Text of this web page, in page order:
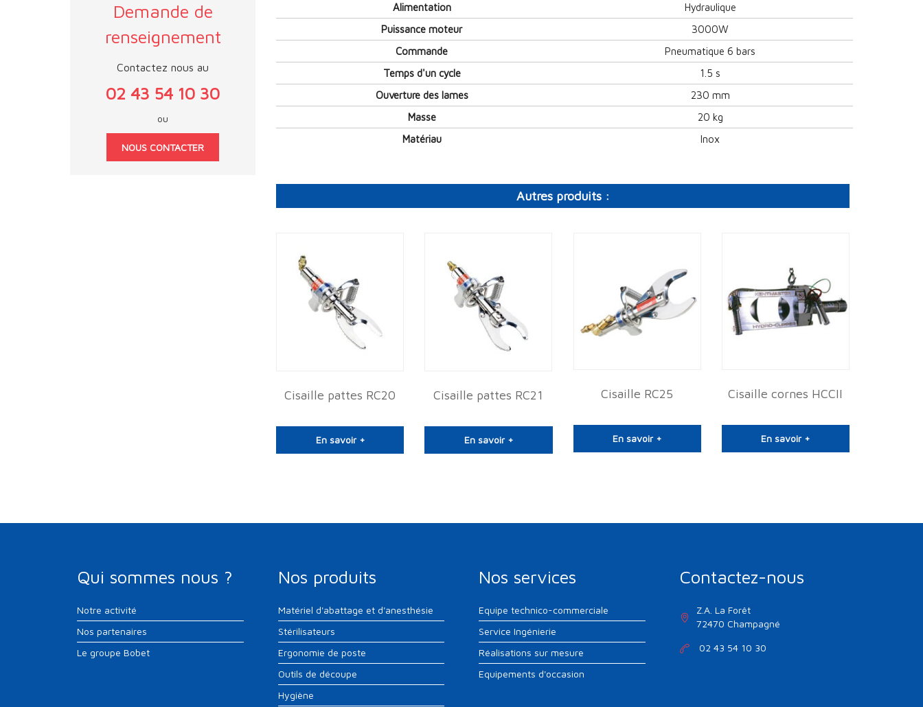
Alimentation
Hydraulique
Puissance moteur
3000W
Commande
Pneumatique 6 bars
Temps d'un cycle
1.5 s
Ouverture des lames
230 mm
Masse
20 kg
Matériau
Inox
Autres produits :
Cisaille pattes RC20
En savoir +
Cisaille pattes RC21
En savoir +
Cisaille RC25
En savoir +
Cisaille cornes HCCII
En savoir +
Demande de
renseignement
Contactez nous au
02 43 54 10 30
ou
NOUS CONTACTER
Qui sommes nous ?
Notre activité
Nos partenaires
Le groupe Bobet
Nos produits
Matériel d'abattage et d'anesthésie
Stérilisateurs
Ergonomie de poste
Outils de découpe
Hygiène
Nos services
Equipe technico-commerciale
Service Ingénierie
Réalisations sur mesure
Equipements d'occasion
Contactez-nous
Z.A. La Forêt
72470 Champagné
02 43 54 10 30